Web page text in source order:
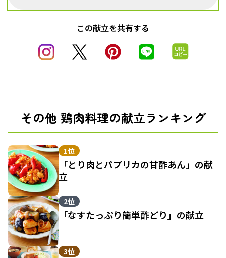
この献立を共有する
その他 鶏肉料理の献立ランキング
1位
「とり肉とパプリカの甘酢あん」の献
立
2位
「なすたっぷり簡単酢どり」の献立
3位